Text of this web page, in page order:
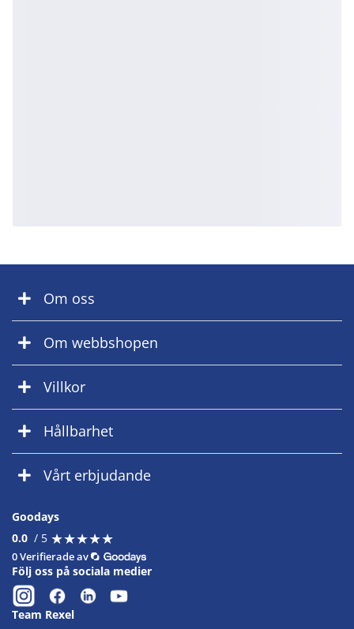
Om oss
Om webbshopen
Villkor
Hållbarhet
Vårt erbjudande
Goodays
0.0 / 5 ★★★★★
★★★★★
0 Verifierade av
Följ oss på sociala medier
Team Rexel